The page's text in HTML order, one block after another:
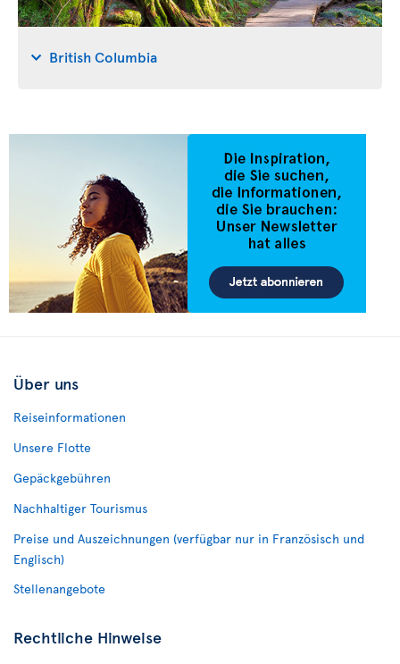
British Columbia
Über uns
Reiseinformationen
Unsere Flotte
Gepäckgebühren
Nachhaltiger Tourismus
Preise und Auszeichnungen (verfügbar nur in Französisch und
Englisch)
Stellenangebote
Rechtliche Hinweise